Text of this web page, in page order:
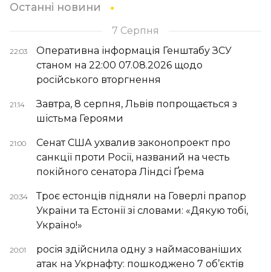
Останні новини
7 Серпня
22:03
Оперативна інформація Генштабу ЗСУ
станом на 22:00 07.08.2026 щодо
російського вторгнення
21:14
Завтра, 8 серпня, Львів попрощається з
шістьма Героями
21:00
Сенат США ухвалив законопроект про
санкції проти Росії, названий на честь
покійного сенатора Ліндсі Ґрема
20:34
Троє естонців підняли на Говерлі прапор
України та Естонії зі словами: «Дякую тобі,
Україно!»
20:01
росія здійснила одну з наймасованіших
атак на Укрнафту: пошкоджено 7 об’єктів